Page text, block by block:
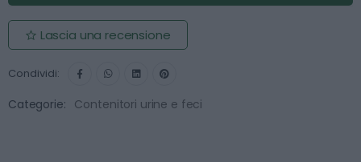
Lascia una recensione
Condividi:
Categorie: Contenitori urine e feci